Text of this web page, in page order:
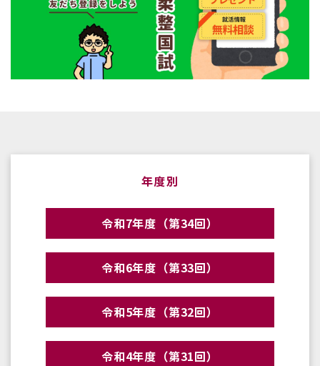
年度別
令和7年度（第34回）
令和6年度（第33回）
令和5年度（第32回）
令和4年度（第31回）